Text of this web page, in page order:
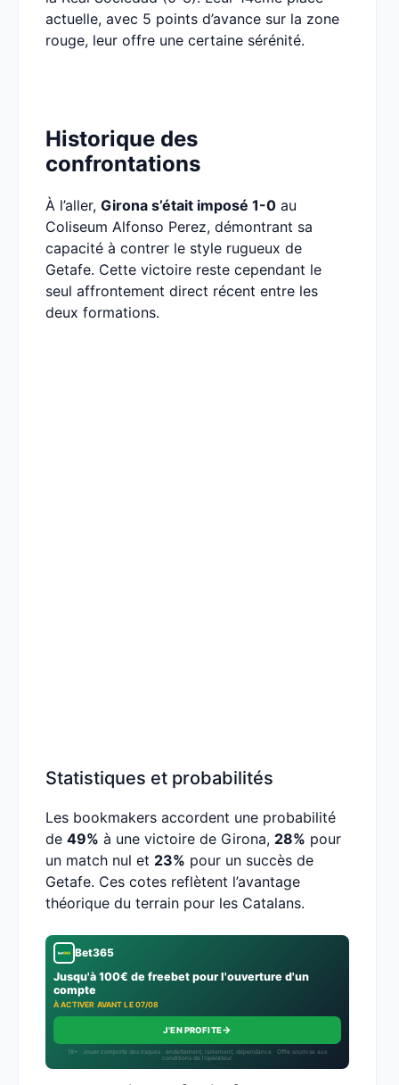
actuelle, avec 5 points d’avance sur la zone
rouge, leur offre une certaine sérénité.
Historique des
confrontations
À l’aller, Girona s’était imposé 1-0 au
Coliseum Alfonso Perez, démontrant sa
capacité à contrer le style rugueux de
Getafe. Cette victoire reste cependant le
seul affrontement direct récent entre les
deux formations.
Statistiques et probabilités
Les bookmakers accordent une probabilité
de 49% à une victoire de Girona, 28% pour
un match nul et 23% pour un succès de
Getafe. Ces cotes reflètent l’avantage
théorique du terrain pour les Catalans.
Bet365
Jusqu'à 100€ de freebet pour l'ouverture d'un
compte
À ACTIVER AVANT LE 07/08
J'EN PROFITE→
18+ · Jouer comporte des risques : endettement, isolement, dépendance · Offre soumise aux
conditions de l’opérateur.